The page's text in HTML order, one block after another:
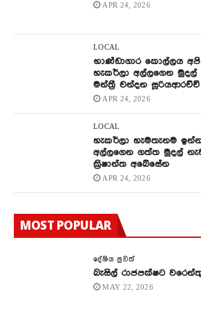
APR 24, 2026
LOCAL
භාණ්ඩාගාර කොල්ලය
හැකර්ලා අල්ලගෙන
මන්ත්‍රී චන්දන සූරියආරච්චි
APR 24, 2026
LOCAL
හැකර්ලා හැමතැනම
අල්ලගෙන ගත්ත මුදල්
ක්‍රිෂාන්ත අබේසේන
APR 24, 2026
MOST POPULAR
දේශිය පුවත්
බැසිල් රාජපක්ෂට
MAY 22, 2026